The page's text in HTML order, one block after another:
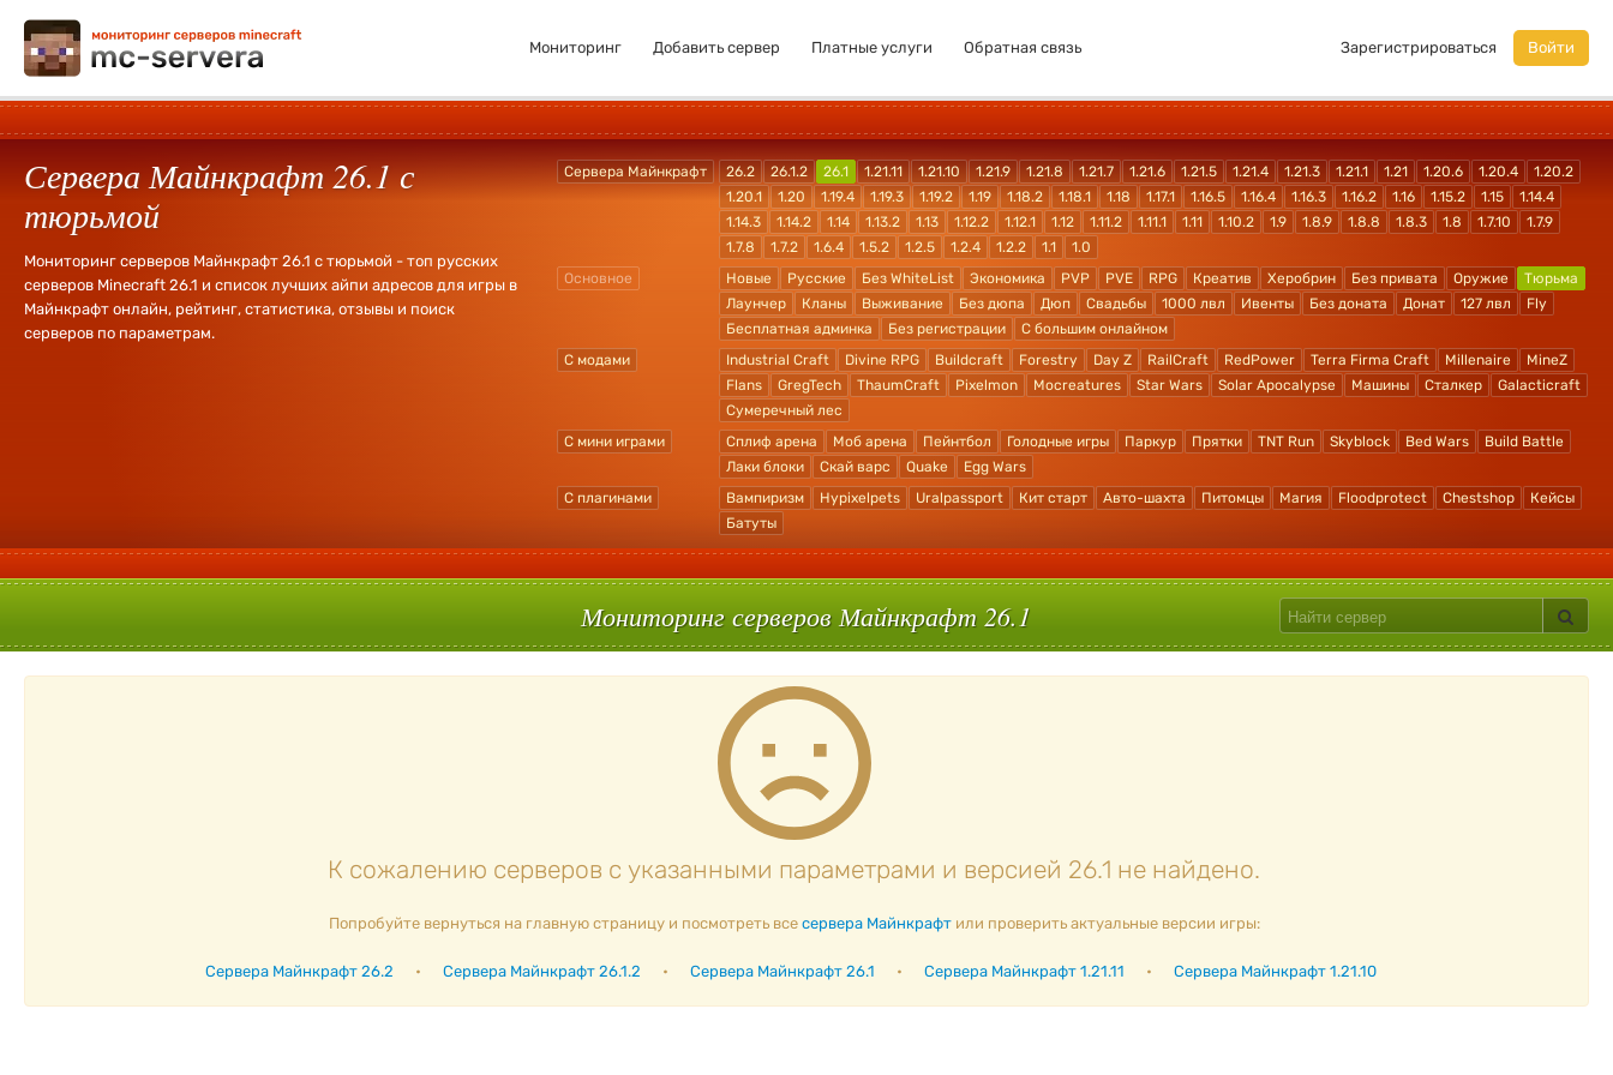
Мониторинг Добавить сервер Платные услуги Обратная связь Зарегистрироваться Войти
Сервера Майнкрафт 26.1 с
тюрьмой
Мониторинг серверов Майнкрафт 26.1 с тюрьмой - топ русских
серверов Minecraft 26.1 и список лучших айпи адресов для игры в
Майнкрафт онлайн, рейтинг, статистика, отзывы и поиск
серверов по параметрам.
Сервера Майнкрафт 26.2 26.1.2 26.1 1.21.11 1.21.10 1.21.9 1.21.8 1.21.7 1.21.6 1.21.5 1.21.4 1.21.3 1.21.1 1.21 1.20.6 1.20.4
1.20.2
1.20.1
1.20 1.19.4 1.19.3 1.19.2 1.19 1.18.2 1.18.1 1.18 1.17.1 1.16.5 1.16.4 1.16.3 1.16.2 1.16 1.15.2 1.15
1.14.4
1.14.3
1.14.2 1.14 1.13.2 1.13 1.12.2 1.12.1 1.12 1.11.2 1.11.1 1.11 1.10.2 1.9 1.8.9 1.8.8 1.8.3 1.8 1.7.10
1.7.9
1.7.8
1.7.2 1.6.4 1.5.2 1.2.5 1.2.4 1.2.2 1.1
1.0
Основное
Новые Русские Без WhiteList Экономика PVP PVE RPG Креатив Херобрин Без привата Оружие
Тюрьма
Лаунчер
Кланы Выживание Без дюпа Дюп Свадьбы 1000 лвл Ивенты Без доната Донат 127 лвл
Fly
Бесплатная админка
Без регистрации
С большим онлайном
С модами
Industrial Craft Divine RPG Buildcraft Forestry Day Z RailCraft RedPower Terra Firma Craft Millenaire
MineZ
Flans
GregTech ThaumCraft Pixelmon Mocreatures Star Wars Solar Apocalypse Машины Сталкер
Galacticraft
Сумеречный лес
С мини играми
Сплиф арена Моб арена Пейнтбол Голодные игры Паркур Прятки TNT Run Skyblock Bed Wars
Build Battle
Лаки блоки
Скай варс Quake
Egg Wars
С плагинами
Вампиризм Hypixelpets Uralpassport Кит старт Авто-шахта Питомцы Магия Floodprotect Chestshop
Кейсы
Батуты
Мониторинг серверов Майнкрафт 26.1
К сожалению серверов с указанными параметрами и версией 26.1 не найдено.
Попробуйте вернуться на главную страницу и посмотреть все сервера Майнкрафтили проверить актуальные версии игры:
Сервера Майнкрафт 26.2 • Сервера Майнкрафт 26.1.2 • Сервера Майнкрафт 26.1 • Сервера Майнкрафт 1.21.11 • Сервера Майнкрафт 1.21.10